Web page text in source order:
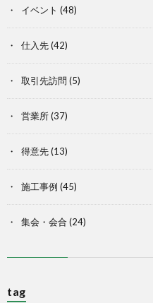
イベント (48)
仕入先(42)
取引先訪問 (5)
営業所(37)
得意先(13)
施工事例 (45)
集会・会合(24)
tag